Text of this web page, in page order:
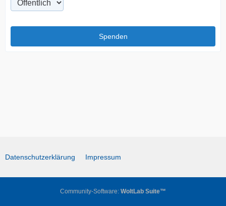
Datenschutzerklärung Impressum
Community-Software: WoltLab Suite™